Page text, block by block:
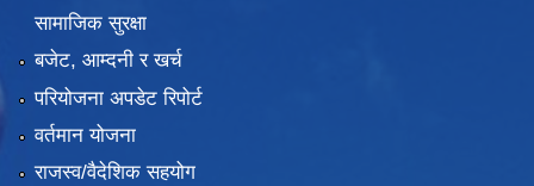
सामाजिक सुरक्षा
बजेट, आम्दनी र खर्च
परियोजना अपडेट रिपोर्ट
वर्तमान योजना
राजस्व/वैदेशिक सहयोग